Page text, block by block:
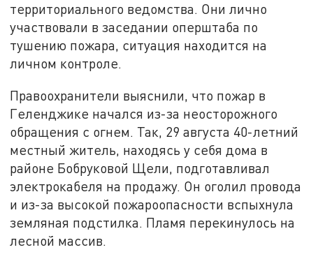
территориального ведомства. Они лично
участвовали в заседании оперштаба по
тушению пожара, ситуация находится на
личном контроле.
Правоохранители выяснили, что пожар в
Геленджике начался из-за неосторожного
обращения с огнем. Так, 29 августа 40-летний
местный житель, находясь у себя дома в
районе Бобруковой Щели, подготавливал
электрокабеля на продажу. Он оголил провода
и из-за высокой пожароопасности вспыхнула
земляная подстилка. Пламя перекинулось на
лесной массив.